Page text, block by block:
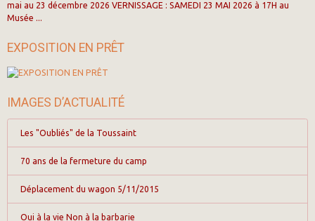
mai au 23 décembre 2026 VERNISSAGE : SAMEDI 23 MAI 2026 à 17H au
Musée ...
EXPOSITION EN PRÊT
IMAGES D’ACTUALITÉ
Les "Oubliés" de la Toussaint
70 ans de la fermeture du camp
Déplacement du wagon 5/11/2015
Oui à la vie Non à la barbarie